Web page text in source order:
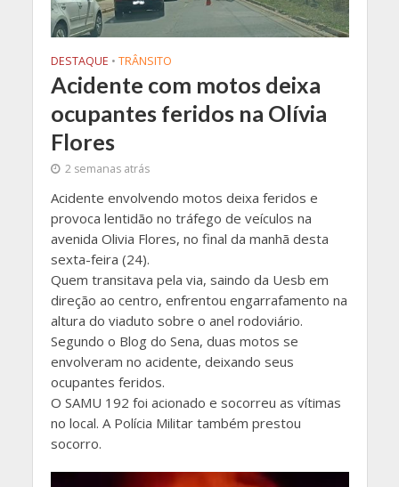
DESTAQUE • TRÂNSITO
Acidente com motos deixa
ocupantes feridos na Olívia
Flores
2 semanas atrás
Acidente envolvendo motos deixa feridos e
provoca lentidão no tráfego de veículos na
avenida Olivia Flores, no final da manhã desta
sexta-feira (24).
Quem transitava pela via, saindo da Uesb em
direção ao centro, enfrentou engarrafamento na
altura do viaduto sobre o anel rodoviário.
Segundo o Blog do Sena, duas motos se
envolveram no acidente, deixando seus
ocupantes feridos.
O SAMU 192 foi acionado e socorreu as vítimas
no local. A Polícia Militar também prestou
socorro.